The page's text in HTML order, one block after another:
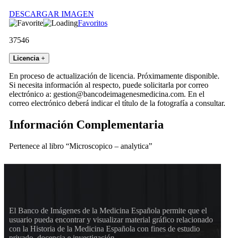
DESCARGAR IMAGEN
Favoritos
37546
Licencia +
En proceso de actualización de licencia. Próximamente disponible.
Si necesita información al respecto, puede solicitarla por correo
electrónico a: gestion@bancodeimagenesmedicina.com. En el
correo electrónico deberá indicar el título de la fotografía a consultar.
Información Complementaria
Pertenece al libro “Microscopico – analytica”
El Banco de Imágenes de la Medicina Española permite que el
usuario pueda encontrar y visualizar material gráfico relacionado
con la Historia de la Medicina Española con fines de estudio